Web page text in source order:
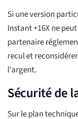
Si une version
Instant +16X ne
partenaire
recul et
l'argent.
Sécurité de
Sur le plan